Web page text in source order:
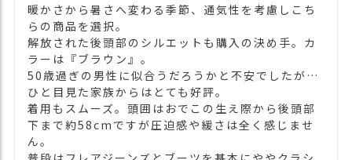
＊生地の使用箇所により同じカラーでも色
の出方が異なりますのでご了承くださいま
せ。
注意点
・長時間濡れたままで重ねて置いたり、汗
や雨などでぬれた時は他の衣料等に移染す
る場合がございますのでお気を付け下さ
い。
ます。ご不安な事などございましたらお気
暖かさから暑さへ変わる季節、通気性を考慮しこち
らの商品を選択。
解放された後頭部のシルエットも購入の決め手。カ
ラーは『ブラウン』。
50歳過ぎの男性に似合うだろうかと不安でしたが…
ひと目見た家族からはとても好評。
着用もスムーズ。頭囲はおでこの生え際から後頭部
下まで約58cmですが圧迫感や緩さは全く感じませ
ん。